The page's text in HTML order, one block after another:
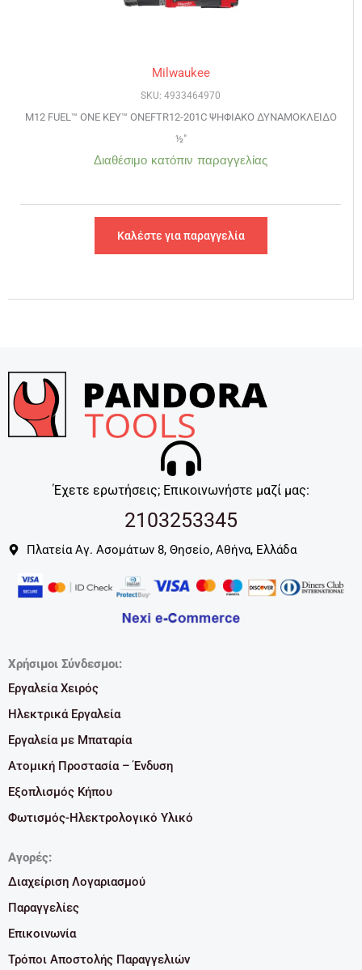
Milwaukee
SKU: 4933464970
M12 FUEL™ ONE KEY™ ONEFTR12-201C ΨΗΦΙΑΚΟ ΔΥΝΑΜΟΚΛΕΙΔΟ
½″
Διαθέσιμο κατόπιν παραγγελίας
Καλέστε για παραγγελία
Έχετε ερωτήσεις; Επικοινωνήστε μαζί μας:
2103253345
Πλατεία Αγ. Ασομάτων 8, Θησείο, Αθήνα, Ελλάδα
Χρήσιμοι Σύνδεσμοι:
Εργαλεία Χειρός
Ηλεκτρικά Εργαλεία
Εργαλεία με Μπαταρία
Ατομική Προστασία – Ένδυση
Εξοπλισμός Κήπου
Φωτισμός-Ηλεκτρολογικό Υλικό
Αγορές:
Διαχείριση Λογαριασμού
Παραγγελίες
Επικοινωνία
Τρόποι Αποστολής Παραγγελιών